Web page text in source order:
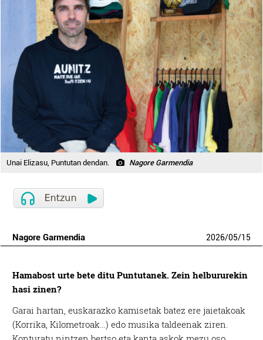
Unai Elizasu, Puntutan dendan. Nagore Garmendia
Nagore Garmendia 2026/05/15
Hamabost urte bete ditu Puntutanek. Zein helbururekin
hasi zinen?
Garai hartan, euskarazko kamisetak batez ere jaietakoak
(Korrika, Kilometroak…) edo musika taldeenak ziren.